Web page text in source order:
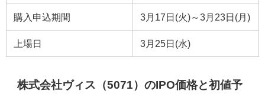
購入申込期間 3月17日(火)～3月23日(月)
上場日 3月25日(水)
株式会社ヴィス（5071）のIPO価格と初値予